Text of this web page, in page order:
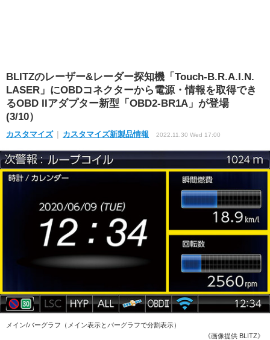
BLITZのレーザー&レーダー探知機「Touch-B.R.A.I.N.
LASER」にOBDコネクターから電源・情報を取得でき
るOBD IIアダプター新型「OBD2-BR1A」が登場
(3/10）
カスタマイズ カスタマイズ新製品情報 2022.11.30 Wed 17:00
メイン/バーグラフ（メイン表示とバーグラフで分割表示）
《画像提供 BLITZ》